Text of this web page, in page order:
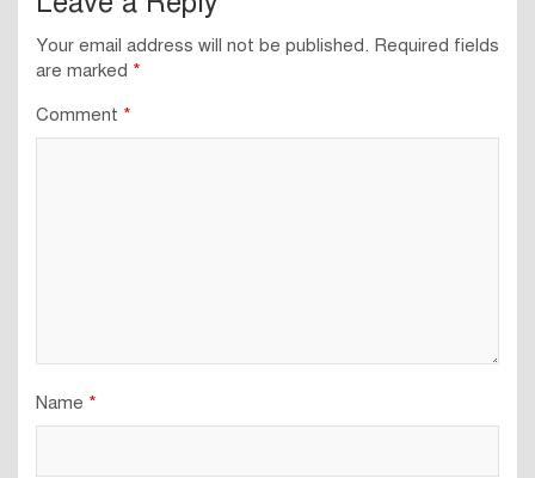
Your email address will not be published. Required fields
are marked *
Comment *
Name *